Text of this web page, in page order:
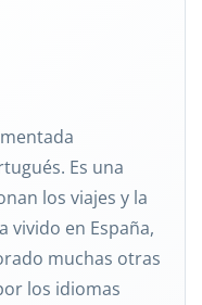
Es una
los viajes y la
vivido en España,
muchas otras
los idiomas